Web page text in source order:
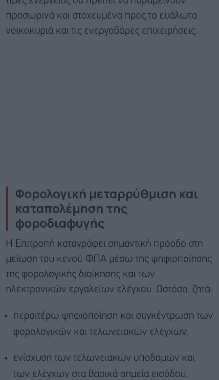
προσωρινά και στοχευμένα προς τα ευάλωτα
νοικοκυριά και τις ενεργοβόρες επιχειρήσεις.
Φορολογική μεταρρύθμιση και
καταπολέμηση της
φοροδιαφυγής
Η Επιτροπή καταγράφει σημαντική πρόοδο στη
μείωση του κενού ΦΠΑ μέσω της ψηφιοποίησης
της φορολογικής διοίκησης και των
ηλεκτρονικών εργαλείων ελέγχου. Ωστόσο, ζητά:
περαιτέρω ψηφιοποίηση και συγκέντρωση των
φορολογικών και τελωνειακών ελέγχων,
ενίσχυση των τελωνειακών υποδομών και
των ελέγχων στα βασικά σημεία εισόδου,